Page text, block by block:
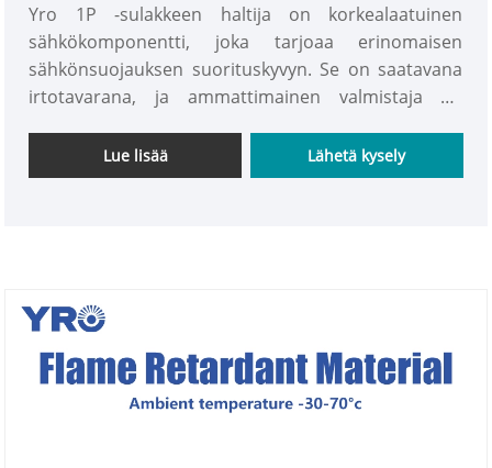
Yro 1P -sulakkeen haltija on korkealaatuinen
sähkökomponentti, joka tarjoaa erinomaisen
sähkönsuojauksen suorituskyvyn. Se on saatavana
irtotavarana, ja ammattimainen valmistaja on
jakelu- ja turvallisuussuojeluun suunniteltuun
sulake -haltija sisältää valmistajien vuosien teknisen
hyväksytty laajasti maissa ja alueilla, kuten
Romaniassa, ansaitsemalla laajalle levinnyttä
tunnustusta ja luottamusta.
Lue lisää Lähetä kysely